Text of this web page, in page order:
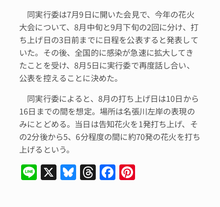
同実行委は7月9日に開いた会見で、今年の花火
大会について、8月中旬と9月下旬の2回に分け、打
ち上げ日の3日前までに日程を公表すると発表して
いた。その後、全国的に感染が急速に拡大してき
たことを受け、8月5日に実行委で再度話し合い、
公表を控えることに決めた。
同実行委によると、8月の打ち上げ日は10日から
16日までの間を想定。場所は名張川左岸の表現の
みにとどめる。当日は告知花火を1発打ち上げ、そ
の2分後から5、6分程度の間に約70発の花火を打ち
上げるという。
Li
n
X Bl
u
T
hr
F
a